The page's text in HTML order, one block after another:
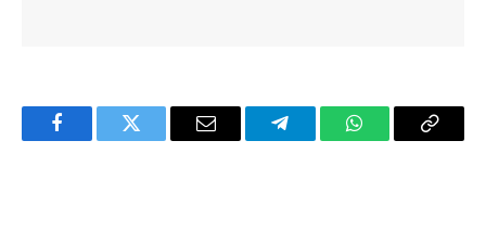
FacebookTwitter Email TelegramWhatsAppCopy